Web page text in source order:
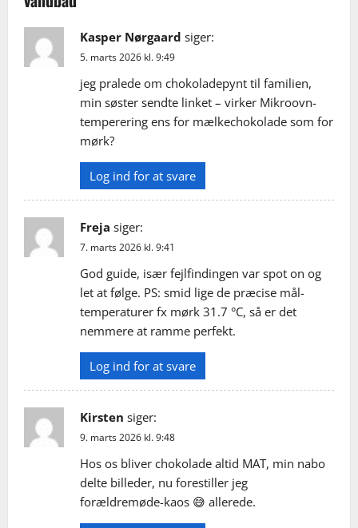
g
a
Kasper Nørgaard siger:
5. marts 2026 kl. 9:49
jeg pralede om chokoladepynt til familien,
min søster sendte linket – virker Mikroovn-
temperering ens for mælkechokolade som for
mørk?
Log ind for at svare
Freja siger:
7. marts 2026 kl. 9:41
God guide, især fejlfindingen var spot on og
let at følge. PS: smid lige de præcise mål-
temperaturer fx mørk 31.7 °C, så er det
nemmere at ramme perfekt.
Log ind for at svare
Kirsten siger:
9. marts 2026 kl. 9:48
Hos os bliver chokolade altid MAT, min nabo
delte billeder, nu forestiller jeg
forældremøde-kaos 😅 allerede.